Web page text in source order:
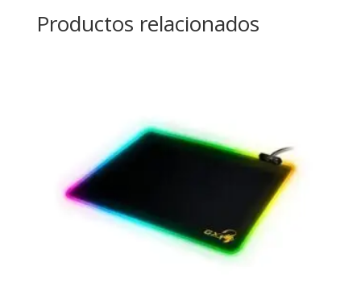
Productos relacionados